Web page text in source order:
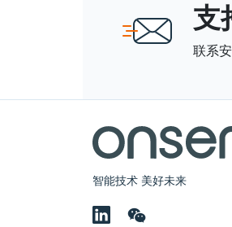
支
联系
智能技术 美好未来